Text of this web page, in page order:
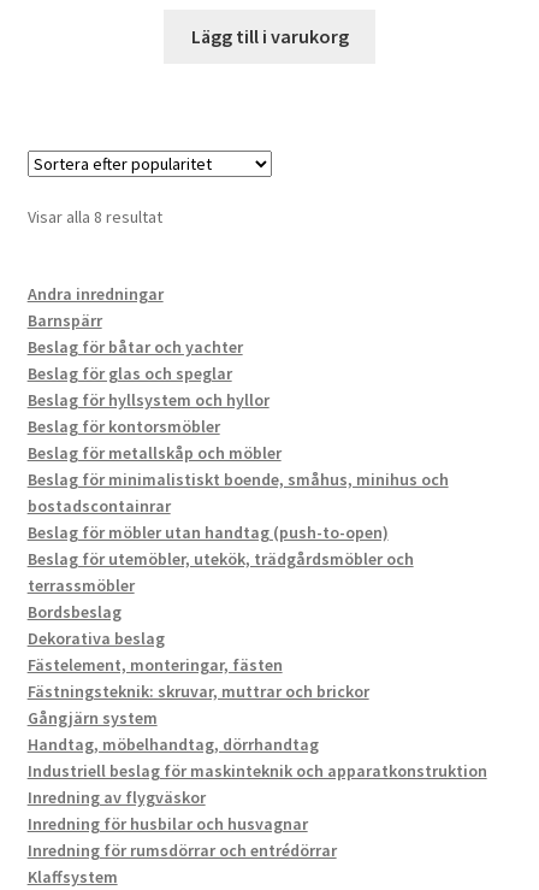
Lägg till i varukorg
Visar alla 8 resultatSortera
Andra inredningar
Barnspärr
Beslag för båtar och yachter
Beslag för glas och speglar
Beslag för hyllsystem och hyllor
Beslag för kontorsmöbler
Beslag för metallskåp och möbler
Beslag för minimalistiskt boende, småhus, minihus och
bostadscontainrar
Beslag för möbler utan handtag (push-to-open)
Beslag för utemöbler, utekök, trädgårdsmöbler och
terrassmöbler
Bordsbeslag
Dekorativa beslag
Fästelement, monteringar, fästen
Fästningsteknik: skruvar, muttrar och brickor
Gångjärn system
Handtag, möbelhandtag, dörrhandtag
Industriell beslag för maskinteknik och apparatkonstruktion
Inredning av flygväskor
Inredning för husbilar och husvagnar
Inredning för rumsdörrar och entrédörrar
Klaffsystem